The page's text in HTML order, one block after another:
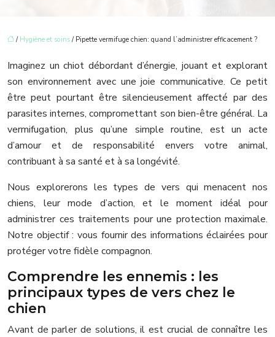
/ Hygiène et soins / Pipette vermifuge chien: quand l’administrer efficacement ?
Imaginez un chiot débordant d’énergie, jouant et explorant
son environnement avec une joie communicative. Ce petit
être peut pourtant être silencieusement affecté par des
parasites internes, compromettant son bien-être général. La
vermifugation, plus qu’une simple routine, est un acte
d’amour et de responsabilité envers votre animal,
contribuant à sa santé et à sa longévité.
Nous explorerons les types de vers qui menacent nos
chiens, leur mode d’action, et le moment idéal pour
administrer ces traitements pour une protection maximale.
Notre objectif : vous fournir des informations éclairées pour
protéger votre fidèle compagnon.
Comprendre les ennemis : les
principaux types de vers chez le
chien
Avant de parler de solutions, il est crucial de connaître les